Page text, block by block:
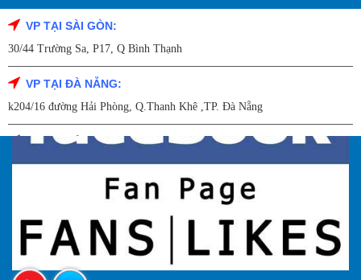
VP TẠI SÀI GÒN:
30/44 Trường Sa, P17, Q Bình Thạnh
VP TẠI ĐÀ NẴNG:
k204/16 đường Hải Phòng, Q.Thanh Khê ,TP. Đà Nẵng
VP TẠI HẢI DƯƠNG:
Số 9/14 – P.Tứ Thông – TP Hải Dương
VP TẠI HẢI PHÒNG:
227 Đường Hải Triều , P. Quán Toan , Q. Hồng Bàng , Tp Hải Phòng
VP TẠI HÀ NỘI
Fanpage Facebook